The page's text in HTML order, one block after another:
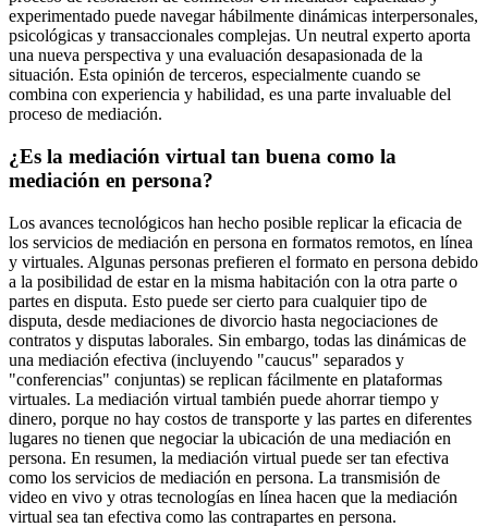
experimentado puede navegar hábilmente dinámicas interpersonales,
psicológicas y transaccionales complejas. Un neutral experto aporta
una nueva perspectiva y una evaluación desapasionada de la
situación. Esta opinión de terceros, especialmente cuando se
combina con experiencia y habilidad, es una parte invaluable del
proceso de mediación.
¿Es la mediación virtual tan buena como la
mediación en persona?
Los avances tecnológicos han hecho posible replicar la eficacia de
los servicios de mediación en persona en formatos remotos, en línea
y virtuales. Algunas personas prefieren el formato en persona debido
a la posibilidad de estar en la misma habitación con la otra parte o
partes en disputa. Esto puede ser cierto para cualquier tipo de
disputa, desde mediaciones de divorcio hasta negociaciones de
contratos y disputas laborales. Sin embargo, todas las dinámicas de
una mediación efectiva (incluyendo "caucus" separados y
"conferencias" conjuntas) se replican fácilmente en plataformas
virtuales. La mediación virtual también puede ahorrar tiempo y
dinero, porque no hay costos de transporte y las partes en diferentes
lugares no tienen que negociar la ubicación de una mediación en
persona. En resumen, la mediación virtual puede ser tan efectiva
como los servicios de mediación en persona. La transmisión de
video en vivo y otras tecnologías en línea hacen que la mediación
virtual sea tan efectiva como las contrapartes en persona.